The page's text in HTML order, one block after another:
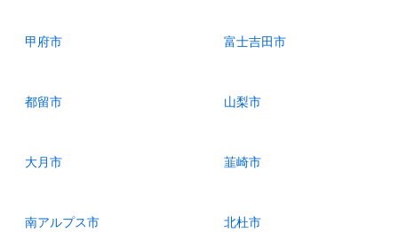
甲府市 富士吉田市
都留市 山梨市
大月市 韮崎市
南アルプス市 北杜市